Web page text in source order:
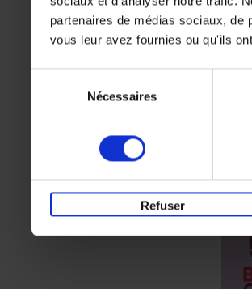
partenaires de médias sociaux, de
vous leur avez fournies ou qu'ils
Nécessaires
Refuser